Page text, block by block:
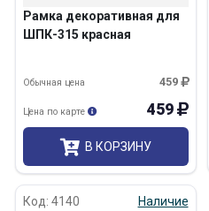
Рамка декоративная для
ШПК-315 красная
459
Обычная цена
459
Цена по карте
В КОРЗИНУ
Код: 4140 Наличие